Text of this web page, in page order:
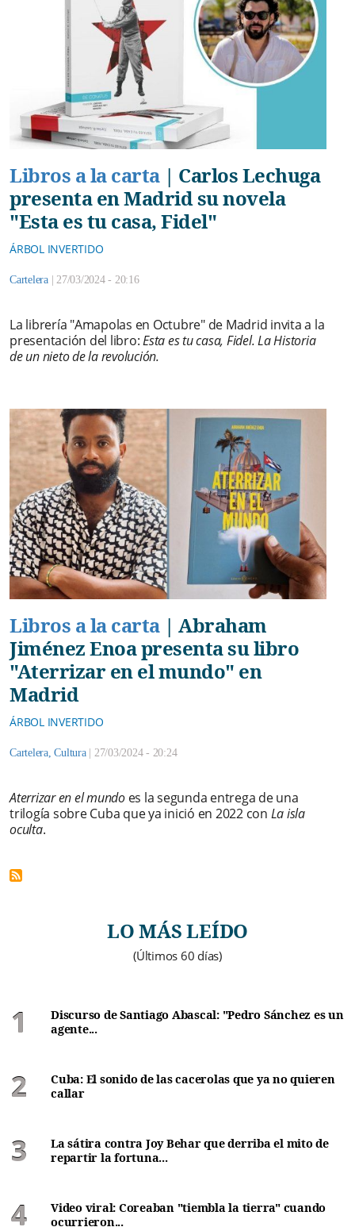
Libros a la carta| Carlos Lechuga
presenta en Madrid su novela
"Esta es tu casa, Fidel"
ÁRBOL INVERTIDO
Cartelera | 27/03/2024 - 20:16
La librería "Amapolas en Octubre" de Madrid invita a la
presentación del libro:Esta es tu casa, Fidel. La Historia
de un nieto de la revolución.
Libros a la carta| Abraham
Jiménez Enoa presenta su libro
"Aterrizar en el mundo" en
Madrid
ÁRBOL INVERTIDO
Cartelera,Cultura | 27/03/2024 - 20:24
Aterrizar en el mundo es la segunda entrega de una
trilogía sobre Cuba que ya inició en 2022 con La isla
oculta.
LO MÁS LEÍDO
(Últimos 60 días)
Discurso de Santiago Abascal: "Pedro Sánchez es un
agente...
Cuba: El sonido de las cacerolas que ya no quieren
callar
La sátira contra Joy Behar que derriba el mito de
repartir la fortuna...
Video viral: Coreaban "tiembla la tierra" cuando
ocurrieron...